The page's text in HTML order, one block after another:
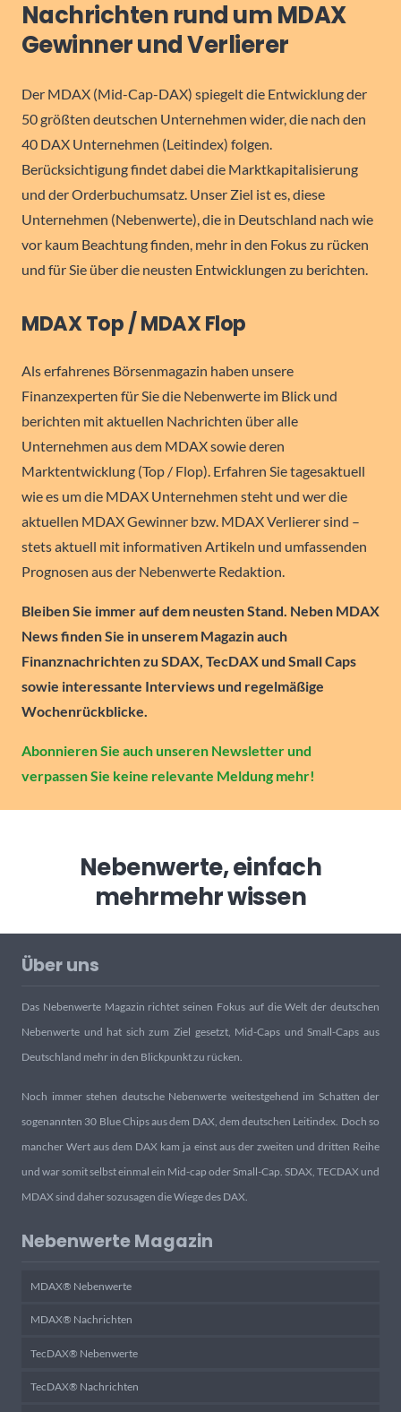
Nachrichten rund um MDAX
Gewinner und Verlierer
Der MDAX (Mid-Cap-DAX) spiegelt die Entwicklung der
50 größten deutschen Unternehmen wider, die nach den
40 DAX Unternehmen (Leitindex) folgen.
Berücksichtigung findet dabei die Marktkapitalisierung
und der Orderbuchumsatz. Unser Ziel ist es, diese
Unternehmen (Nebenwerte), die in Deutschland nach wie
vor kaum Beachtung finden, mehr in den Fokus zu rücken
und für Sie über die neusten Entwicklungen zu berichten.
MDAX Top / MDAX Flop
Als erfahrenes Börsenmagazin haben unsere
Finanzexperten für Sie die Nebenwerte im Blick und
berichten mit aktuellen Nachrichten über alle
Unternehmen aus dem MDAX sowie deren
Marktentwicklung (Top / Flop). Erfahren Sie tagesaktuell
wie es um die MDAX Unternehmen steht und wer die
aktuellen MDAX Gewinner bzw. MDAX Verlierer sind –
stets aktuell mit informativen Artikeln und umfassenden
Prognosen aus der Nebenwerte Redaktion.
Bleiben Sie immer auf dem neusten Stand. Neben MDAX
News finden Sie in unserem Magazin auch
Finanznachrichten zu SDAX, TecDAX und Small Caps
sowie interessante Interviews und regelmäßige
Wochenrückblicke.
Abonnieren Sie auch unseren Newsletter und
verpassen Sie keine relevante Meldung mehr!
Nebenwerte, einfach
mehrmehr wissen
Über uns
Das Nebenwerte Magazin richtet seinen Fokus auf die Welt der deutschen
Nebenwerte und hat sich zum Ziel gesetzt, Mid-Caps und Small-Caps aus
Deutschland mehr in den Blickpunkt zu rücken.
Noch immer stehen deutsche Nebenwerte weitestgehend im Schatten der
sogenannten 30 Blue Chips aus dem DAX, dem deutschen Leitindex. Doch so
mancher Wert aus dem DAX kam ja einst aus der zweiten und dritten Reihe
und war somit selbst einmal ein Mid-cap oder Small-Cap. SDAX, TECDAX und
MDAX sind daher sozusagen die Wiege des DAX.
Nebenwerte Magazin
MDAX® Nebenwerte
MDAX® Nachrichten
TecDAX® Nebenwerte
TecDAX® Nachrichten